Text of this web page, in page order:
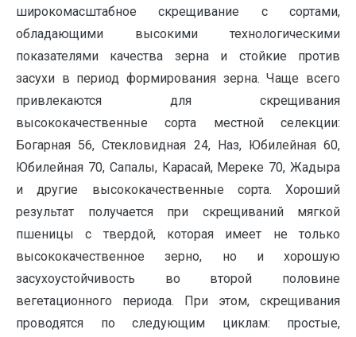
широкомасштабное скрещивание с сортами,
обладающими высокими технологическими
показателями качества зерна и стойкие против
засухи в период формирования зерна. Чаще всего
привлекаются для скрещивания
высококачественные сорта местной селекции:
Богарная 56, Стекловидная 24, Наз, Юбилейная 60,
Юбилейная 70, Сапалы, Карасай, Мереке 70, Жадыра
и другие высококачественные сорта. Хороший
результат получается при скрещиваний мягкой
пшеницы с твердой, которая имеет не только
высококачественное зерно, но и хорошую
засухоустойчивость во второй половине
вегетационного периода. При этом, скрещивания
проводятся по следующим циклам: простые,